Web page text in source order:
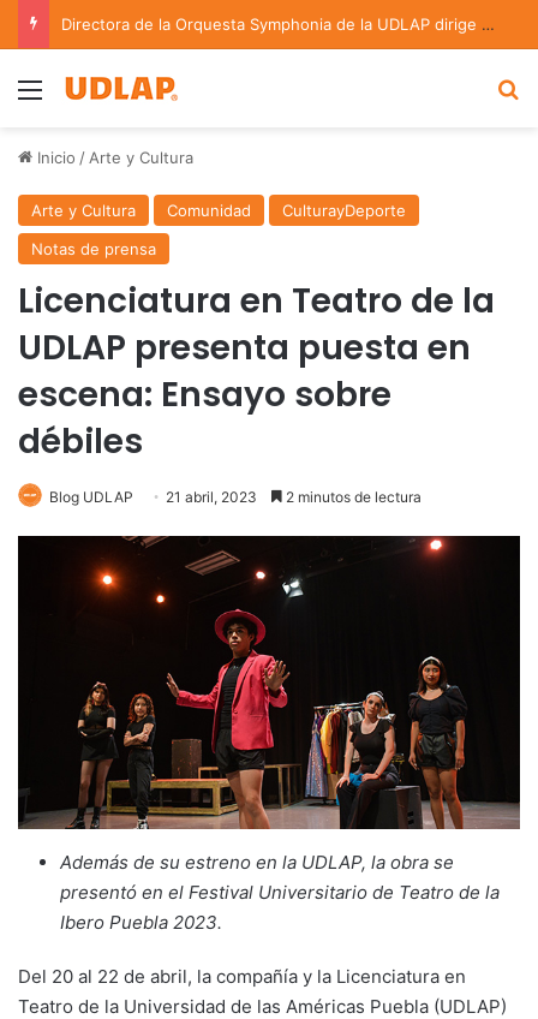
Directora de la Orquesta Symphonia de la UDLAP dirige agrupaciones de talla nacional e internacional
Menu
Inicio / Arte y Cultura
Arte y Cultura Comunidad
CulturayDeporte
Notas de prensa
Licenciatura en Teatro de la
UDLAP presenta puesta en
escena: Ensayo sobre
débiles
Blog UDLAP 21 abril, 2023 2 minutos de lectura
Además de su estreno en la UDLAP, la obra se
presentó en el Festival Universitario de Teatro de la
Ibero Puebla 2023.
Del 20 al 22 de abril, la compañía y la Licenciatura en
Teatro de la Universidad de las Américas Puebla (UDLAP)